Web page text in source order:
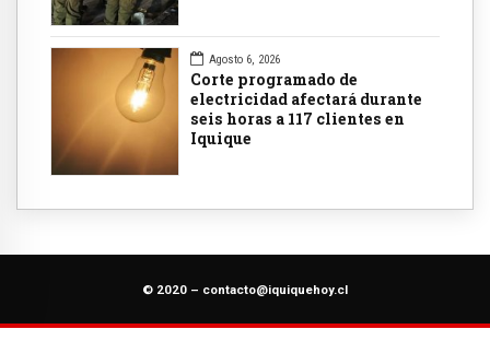
Agosto 6, 2026
Corte programado de
electricidad afectará durante
seis horas a 117 clientes en
Iquique
© 2020 – contacto@iquiquehoy.cl